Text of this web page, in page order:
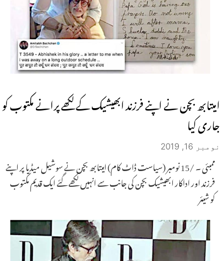
امیتابھ بچن نے اپنے فرزند ابھیشیک کے لکھے پرانے مکتوب کو
جاری کیا
نومبر 16, 2019
ممبئی ۔ /15 نومبر (سیاست ڈاٹ کام) امیتابھ بچن نے سوشیل میڈیا پر اپنے
فرزند اور اداکار ابھیشیک بچن کی جانب سے انہیں لکھے گئے ایک قدیم مکتوب
کو شیئر